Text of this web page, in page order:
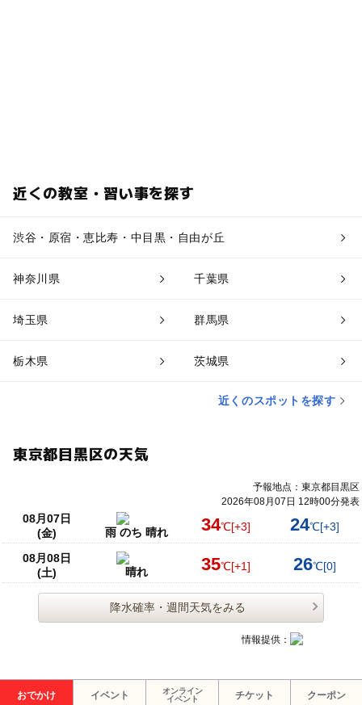
近くの教室・習い事を探す
渋谷・原宿・恵比寿・中目黒・自由が丘
神奈川県 千葉県
埼玉県 群馬県
栃木県 茨城県
近くのスポットを探す
東京都目黒区の天気
予報地点：東京都目黒区
2026年08月07日 12時00分発表
08月07日
(金)
雨 のち 晴れ 34℃[+3] 24℃[+3]
08月08日
(土)
晴れ 35℃[+1] 26℃[0]
降水確率・週間天気をみる
情報提供：
おでかけ イベント
オンライン
イベント
チケット クーポン